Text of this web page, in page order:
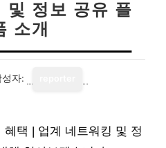
및 정보 공유 플
소개
성자:
택 | 업계 네트워킹 및 정